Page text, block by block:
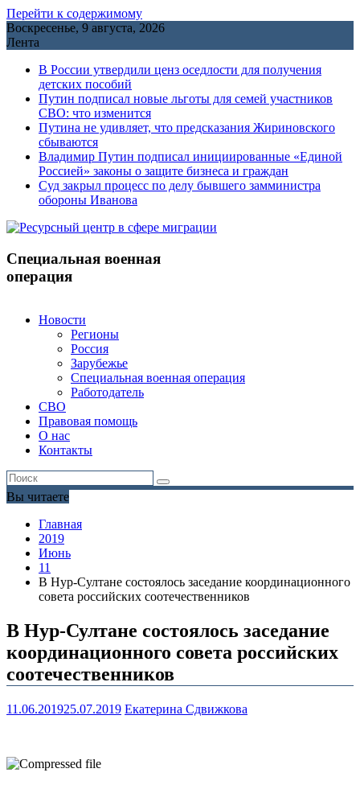
Перейти к содержимому
Воскресенье, 9 августа, 2026
Лента
В России утвердили ценз оседлости для получения
детских пособий
Путин подписал новые льготы для семей участников
СВО: что изменится
Путина не удивляет, что предсказания Жириновского
сбываются
Владимир Путин подписал инициированные «Единой
Россией» законы о защите бизнеса и граждан
Cуд закрыл процесс по делу бывшего замминистра
обороны Иванова
Специальная военная
операция
Новости
Регионы
Россия
Зарубежье
Специальная военная операция
Работодатель
СВО
Правовая помощь
О нас
Контакты
Вы читаете
Главная
2019
Июнь
11
В Нур-Султане состоялось заседание координационного
совета российских соотечественников
В Нур-Султане состоялось заседание
координационного совета российских
соотечественников
11.06.201925.07.2019 Екатерина Сдвижкова